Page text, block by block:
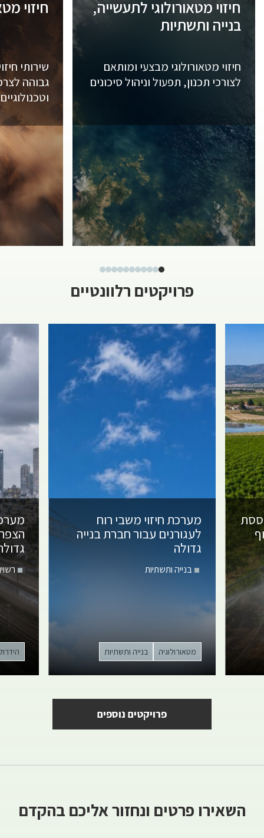
חיזוי מטאורולוגי לתעשייה,
בנייה ותשתיות
חיזוי מטאורולוגי מבצעי ומותאם
לצורכי תכנון, תפעול וניהול סיכונים
חיזוי
שירותי
גבוהה
וטכנולוגיים
פרויקטים רלוונטיים
מערכת חיזוי משבי רוח
לעגורנים עבור חברת בנייה
גדולה
בנייה ותשתיות
מטאורולוגיה בנייה ותשתיות
פרויקטים נוספים
השאירו פרטים ונחזור אליכם בהקדם